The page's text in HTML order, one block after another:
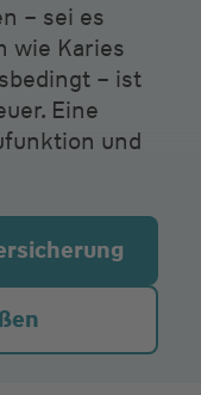
– sei es
wie Karies
– ist
Eine
und